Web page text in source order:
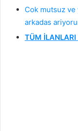
Cok mutsuz ve
arkadas
TÜM İLANLARI
,
g
ü
z